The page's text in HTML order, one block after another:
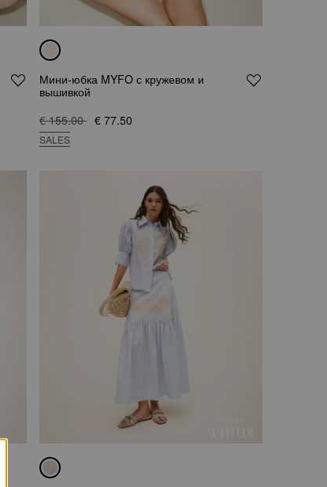
Мини-юбка MYFO с кружевом и
вышивкой
€ 155.00 € 77.50
SALES